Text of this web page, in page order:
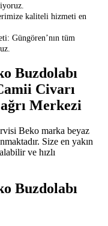
kaliteli hizmeti en
Güngören’nın tüm
Buzdolabı
Civarı
Merkezi
Beko marka beyaz
Size en yakın
ve hızlı
Buzdolabı